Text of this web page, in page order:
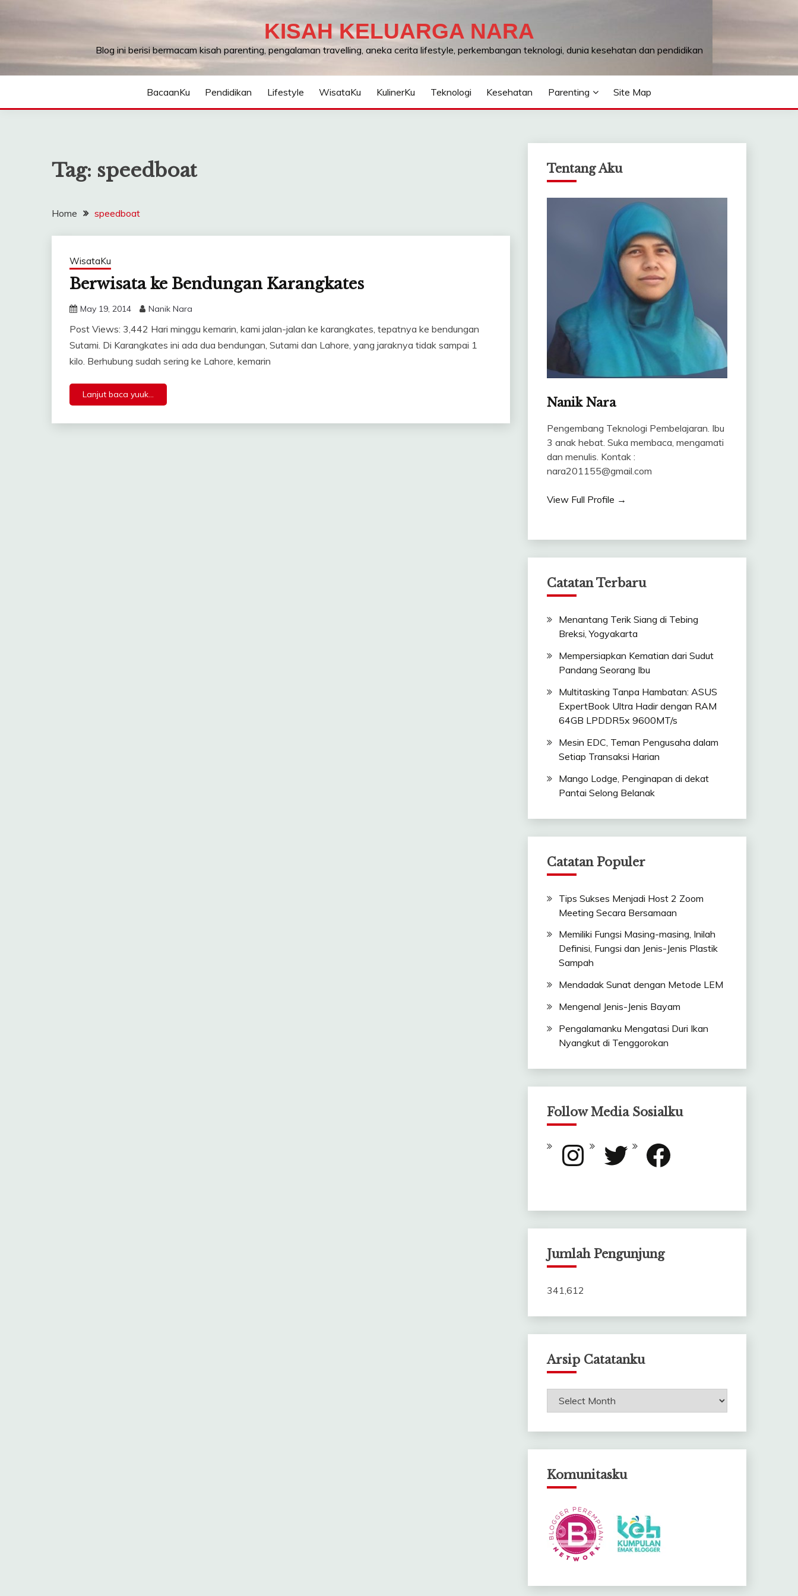
KISAH KELUARGA NARA
Blog ini berisi bermacam kisah parenting, pengalaman travelling, aneka cerita lifestyle, perkembangan teknologi, dunia kesehatan dan pendidikan
BacaanKu Pendidikan Lifestyle WisataKu KulinerKu Teknologi Kesehatan Parenting Site Map
Tag: speedboat
Home speedboat
WisataKu
Berwisata ke Bendungan Karangkates
May 19, 2014 Nanik Nara
Post Views: 3,442 Hari minggu kemarin, kami jalan-jalan ke karangkates, tepatnya ke bendungan
Sutami. Di Karangkates ini ada dua bendungan, Sutami dan Lahore, yang jaraknya tidak sampai 1
kilo. Berhubung sudah sering ke Lahore, kemarin
Lanjut baca yuuk...
Tentang Aku
Nanik Nara
Pengembang Teknologi Pembelajaran. Ibu
3 anak hebat. Suka membaca, mengamati
dan menulis. Kontak :
nara201155@gmail.com
View Full Profile →
Catatan Terbaru
Menantang Terik Siang di Tebing
Breksi, Yogyakarta
Mempersiapkan Kematian dari Sudut
Pandang Seorang Ibu
Multitasking Tanpa Hambatan: ASUS
ExpertBook Ultra Hadir dengan RAM
64GB LPDDR5x 9600MT/s
Mesin EDC, Teman Pengusaha dalam
Setiap Transaksi Harian
Mango Lodge, Penginapan di dekat
Pantai Selong Belanak
Catatan Populer
Tips Sukses Menjadi Host 2 Zoom
Meeting Secara Bersamaan
Memiliki Fungsi Masing-masing, Inilah
Definisi, Fungsi dan Jenis-Jenis Plastik
Sampah
Mendadak Sunat dengan Metode LEM
Mengenal Jenis-Jenis Bayam
Pengalamanku Mengatasi Duri Ikan
Nyangkut di Tenggorokan
Follow Media Sosialku
Instagram Twitter Facebook
Jumlah Pengunjung
341,612
Arsip Catatanku
Arsip
Komunitasku